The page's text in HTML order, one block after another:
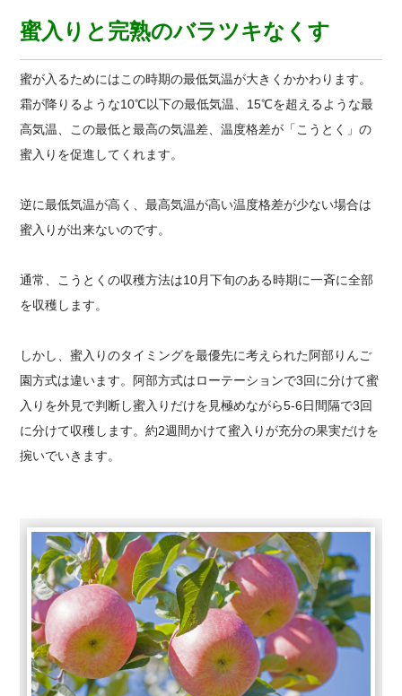
蜜入りと完熟のバラツキなくす
蜜が入るためにはこの時期の最低気温が大きくかかわります。
霜が降りるような10℃以下の最低気温、15℃を超えるような最
高気温、この最低と最高の気温差、温度格差が「こうとく」の
蜜入りを促進してくれます。
逆に最低気温が高く、最高気温が高い温度格差が少ない場合は
蜜入りが出来ないのです。
通常、こうとくの収穫方法は10月下旬のある時期に一斉に全部
を収穫します。
しかし、蜜入りのタイミングを最優先に考えられた阿部りんご
園方式は違います。阿部方式はローテーションで3回に分けて蜜
入りを外見で判断し蜜入りだけを見極めながら5-6日間隔で3回
に分けて収穫します。約2週間かけて蜜入りが充分の果実だけを
捥いでいきます。